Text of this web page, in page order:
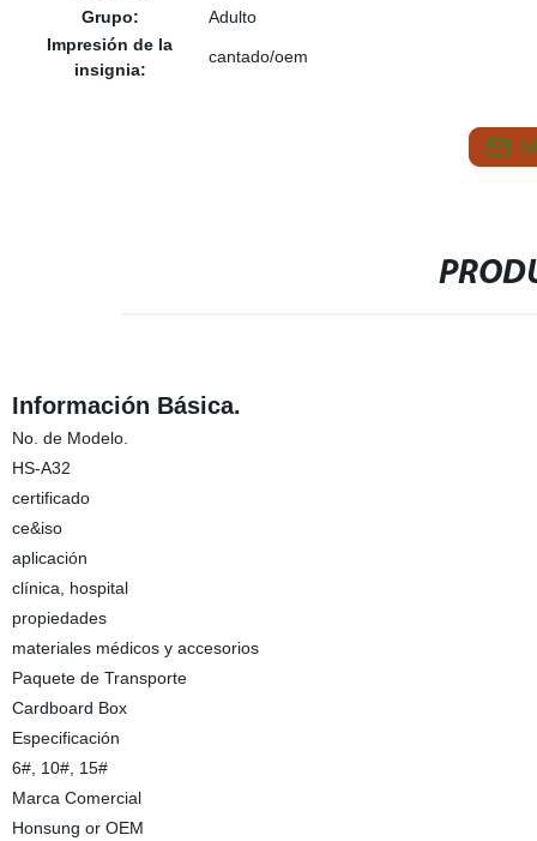
Grupo:
Adulto
Impresión de la
insignia:
cantado/oem
Información Básica.
No. de Modelo.
HS-A32
certificado
ce&iso
aplicación
clínica, hospital
propiedades
materiales médicos y accesorios
Paquete de Transporte
Cardboard Box
Especificación
6#, 10#, 15#
Marca Comercial
Honsung or OEM